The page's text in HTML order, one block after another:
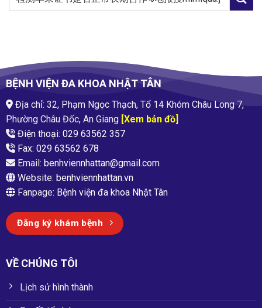
BỆNH VIỆN ĐA KHOA NHẬT TÂN
Địa chỉ: 32, Phạm Ngọc Thạch, Tổ 14 Khóm Châu Long 7,
Phường Châu Đốc, An Giang[Xem bản đồ]
Điện thoại: 029 63562 357
Fax: 029 63562 678
Email: benhviennhattan@gmail.com
Website: benhviennhattan.vn
Fanpage: Bệnh viện đa khoa Nhật Tân
Đăng ký khám bệnh
VỀ CHÚNG TÔI
Lịch sử hình thành